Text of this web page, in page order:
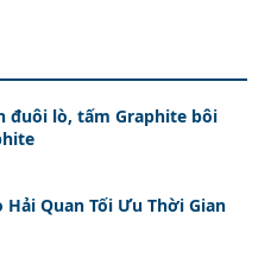
đuôi lò, tấm Graphite bôi
Hải Quan Tối Ưu Thời Gian